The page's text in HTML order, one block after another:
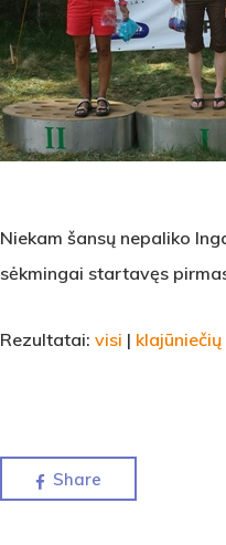
Niekam šansų nepaliko
sėkmingai startavęs
Rezultatai:visi | klajūniečių
Share